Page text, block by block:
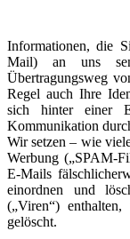
Informationen, die
Mail) an uns
Übertragungsweg
Regel auch Ihre
sich hinter einer
Kommunikation
Wir setzen – wie
Werbung („SPAM-
E-Mails
einordnen und
(„Viren“)
gelöscht.